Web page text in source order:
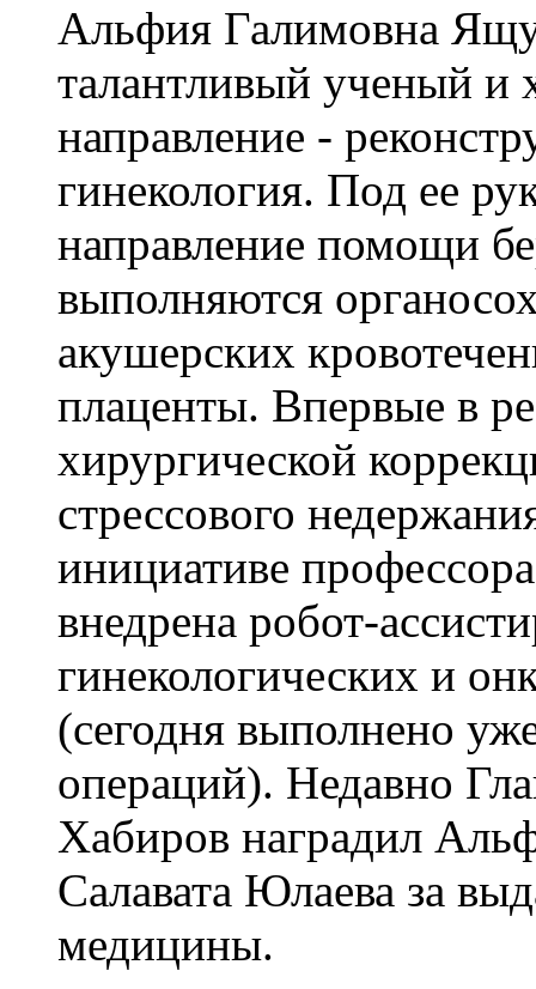
Альфия Галимовна
талантливый ученый и
направление -
гинекология. Под ее
направление помощи
выполняются
акушерских
плаценты. Впервые в
хирургической
стрессового
инициативе
внедрена робот-
гинекологических и
(сегодня выполнено
операций). Недавно
Хабиров наградил
Салавата Юлаева за
медицины.